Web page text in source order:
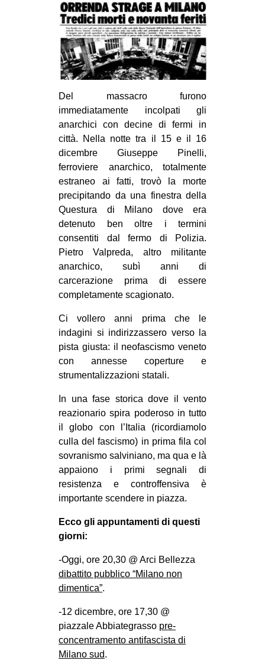
ARTE
CINEMA
MANIFESTI
MUSICA
INTERNAZIONALE
AFRICA
AMERICHE
ESTREMO ORIENTE
EUROPA
MEDIO ORIENTE
MONDO
EVENTI
in
tw
bsky
SEARCH
Del massacro furono
immediatamente incolpati gli
anarchici con decine di fermi in
città. Nella notte tra il 15 e il 16
dicembre Giuseppe Pinelli,
ferroviere anarchico, totalmente
estraneo ai fatti, trovò la morte
precipitando da una finestra della
Questura di Milano dove era
detenuto ben oltre i termini
consentiti dal fermo di Polizia.
Pietro Valpreda, altro militante
anarchico, subì anni di
carcerazione prima di essere
completamente scagionato.
Ci vollero anni prima che le
indagini si indirizzassero verso la
pista giusta: il neofascismo veneto
con annesse coperture e
strumentalizzazioni statali.
In una fase storica dove il vento
reazionario spira poderoso in tutto
il globo con l’Italia (ricordiamolo
culla del fascismo) in prima fila col
sovranismo salviniano, ma qua e là
appaiono i primi segnali di
resistenza e controffensiva è
importante scendere in piazza.
Ecco gli appuntamenti di questi
giorni:
-Oggi, ore 20,30 @ Arci Bellezza
dibattito pubblico “Milano non
dimentica”.
-12 dicembre, ore 17,30 @
piazzale Abbiategrasso pre-
concentramento antifascista di
Milano sud.